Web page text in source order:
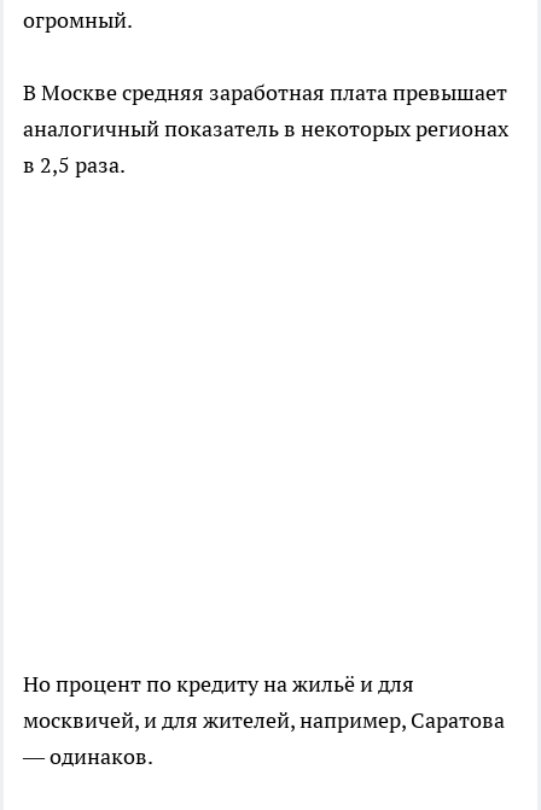
огромный.
В Москве средняя заработная плата превышает
аналогичный показатель в некоторых регионах
в 2,5 раза.
Но процент по кредиту на жильё и для
москвичей, и для жителей, например, Саратова
— одинаков.